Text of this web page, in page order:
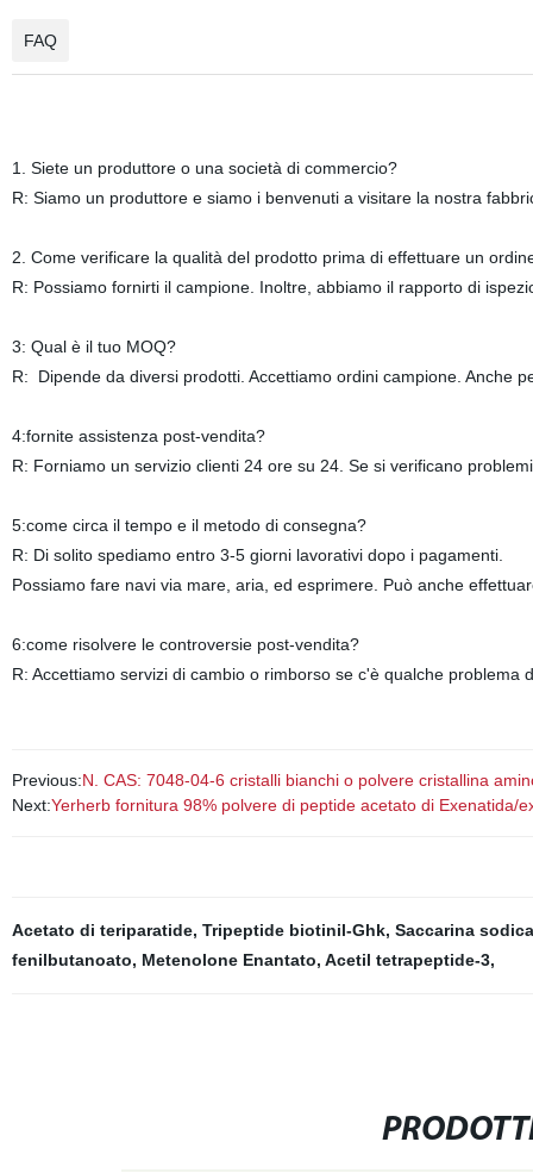
FAQ
1. Siete un produttore o una società di commercio?
R: Siamo un produttore e siamo i benvenuti a visitare la nostra
2. Come verificare la qualità del prodotto prima di effettuare un
R: Possiamo fornirti il campione. Inoltre, abbiamo il rapporto di
3: Qual è il tuo MOQ?
R: Dipende da diversi prodotti. Accettiamo ordini campione. Anche
4:fornite assistenza post-vendita?
R: Forniamo un servizio clienti 24 ore su 24. Se si verificano
5:come circa il tempo e il metodo di consegna?
R: Di solito spediamo entro 3-5 giorni lavorativi dopo i pagamenti.
Possiamo fare navi via mare, aria, ed esprimere. Può anche
6:come risolvere le controversie post-vendita?
R: Accettiamo servizi di cambio o rimborso se c'è qualche problema
Previous:N. CAS: 7048-04-6 cristalli bianchi o polvere cristallina
Next:Yerherb fornitura 98% polvere di peptide acetato di Exenatida/
Acetato di teriparatide, Tripeptide biotinil-Ghk, Saccarina sodica
fenilbutanoato, Metenolone Enantato, Acetil tetrapeptide-3,